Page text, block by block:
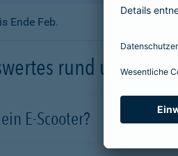
Ende Feb.
rund um den
E-Scooter?